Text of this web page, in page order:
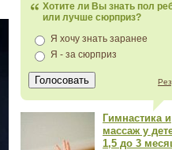
Хотите ли Вы знать пол
или лучше сюрприз?
Я хочу знать заранее
Я - за сюрприз
Гимнастика и
массаж у
1,5 до 3